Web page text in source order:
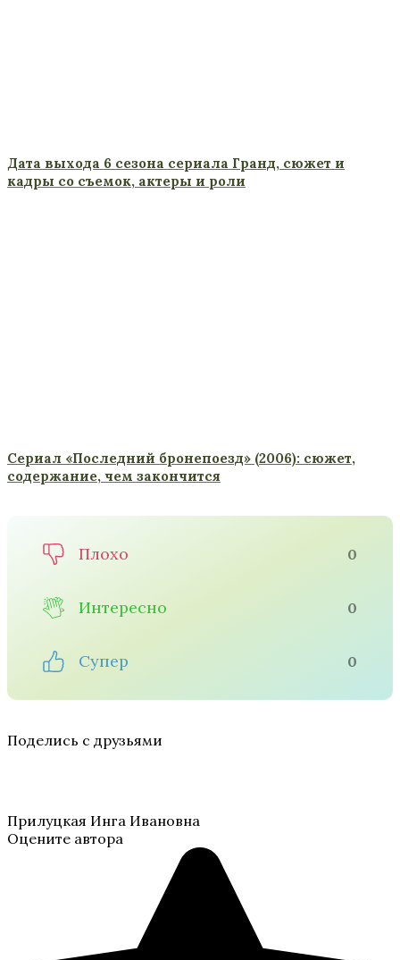
Дата выхода 6 сезона сериала Гранд, сюжет и
кадры со съемок, актеры и роли
Сериал «Последний бронепоезд» (2006): сюжет,
содержание, чем закончится
Плохо 0
Интересно 0
Супер 0
Поделись с друзьями
Прилуцкая Инга Ивановна
Оцените автора